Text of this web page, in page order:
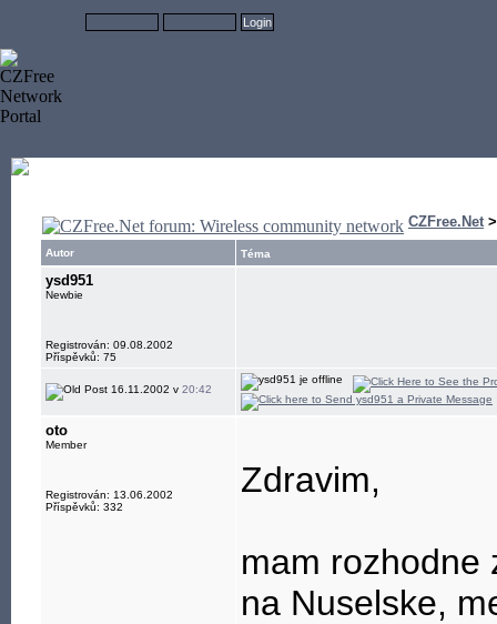
CZFree.Net
Autor Téma
ysd951
Newbie
Registrován: 09.08.2002
Příspěvků: 75
16.11.2002 v 20:42
oto
Member
Registrován: 13.06.2002
Příspěvků: 332
Zdravim,
mam rozhodne
na Nuselske,